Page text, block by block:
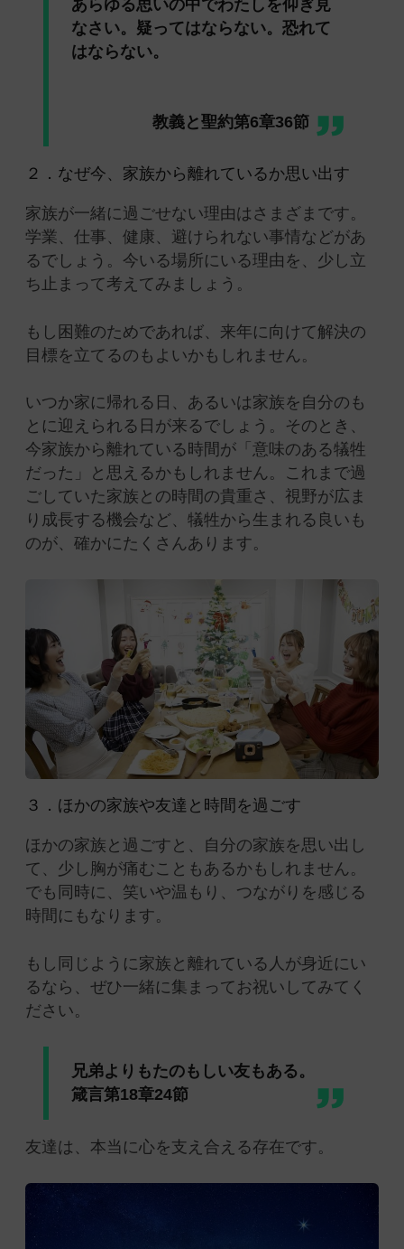
あらゆる思いの中でわたしを仰ぎ見
なさい。疑ってはならない。恐れて
はならない。
教義と聖約第6章36節
２．なぜ今、家族から離れているか思い出す
家族が一緒に過ごせない理由はさまざまです。
学業、仕事、健康、避けられない事情などがあ
るでしょう。今いる場所にいる理由を、少し立
ち止まって考えてみましょう。
もし困難のためであれば、来年に向けて解決の
目標を立てるのもよいかもしれません。
いつか家に帰れる日、あるいは家族を自分のも
とに迎えられる日が来るでしょう。そのとき、
今家族から離れている時間が「意味のある犠牲
だった」と思えるかもしれません。これまで過
ごしていた家族との時間の貴重さ、視野が広ま
り成長する機会など、犠牲から生まれる良いも
のが、確かにたくさんあります。
３．ほかの家族や友達と時間を過ごす
ほかの家族と過ごすと、自分の家族を思い出し
て、少し胸が痛むこともあるかもしれません。
でも同時に、笑いや温もり、つながりを感じる
時間にもなります。
もし同じように家族と離れている人が身近にい
るなら、ぜひ一緒に集まってお祝いしてみてく
ださい。
兄弟よりもたのもしい友もある。
箴言第18章24節
友達は、本当に心を支え合える存在です。